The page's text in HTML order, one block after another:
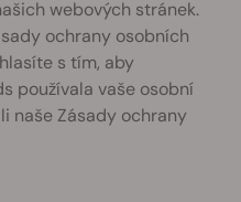
webových stránek.
ochrany osobních
s tím, aby
používala vaše osobní
naše Zásady ochrany